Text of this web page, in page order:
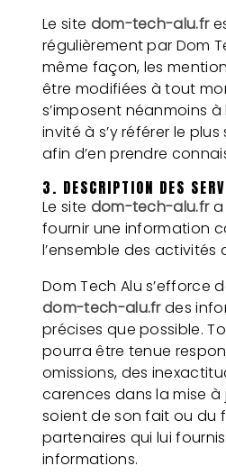
Le site dom-tech-alu.fr
régulièrement par Dom
même façon, les
être modifiées à tout
s’imposent néanmoins à
invité à s’y référer le
afin d’en prendre
3. DESCRIPTION DES
Le site dom-tech-alu.fra
fournir une information
l’ensemble des activités
Dom Tech Alu s’efforce
dom-tech-alu.frdes
précises que possible.
pourra être tenue
omissions, des
carences dans la mise à
soient de son fait ou du
partenaires qui lui
informations.